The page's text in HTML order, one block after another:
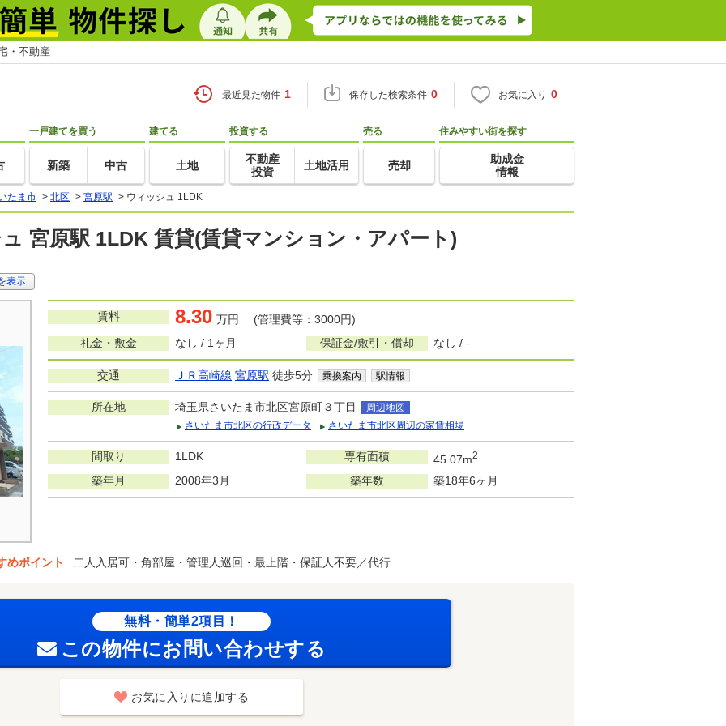
・不動産
最近見た物件 1 保存した検索条件 0 お気に入り 0
一戸建てを買う
新築 中古
建てる
土地
投資する
不動産
投資
土地活用
売る
売却
住みやすい街を探す
助成金
情報
たま市 > 北区 > 宮原駅 > ウィッシュ 1LDK
宮原駅 1LDK 賃貸(賃貸マンション・アパート)
表示
賃料 8.30 万円 (管理費等：3000円)
礼金・敷金
なし / 1ヶ月 保証金/敷引・償却 なし / -
交通 ＪＲ高崎線 宮原駅 徒歩5分 乗換案内 駅情報
所在地 埼玉県さいたま市北区宮原町３丁目
周辺地図
さいたま市北区の行政データ
さいたま市北区周辺の家賃相場
間取り 1LDK 専有面積 45.07m2
築年月 2008年3月 築年数 築18年6ヶ月
めポイント 二人入居可・角部屋・管理人巡回・最上階・保証人不要／代行
無料・簡単2項目！
この物件にお問い合わせする
お気に入りに追加する